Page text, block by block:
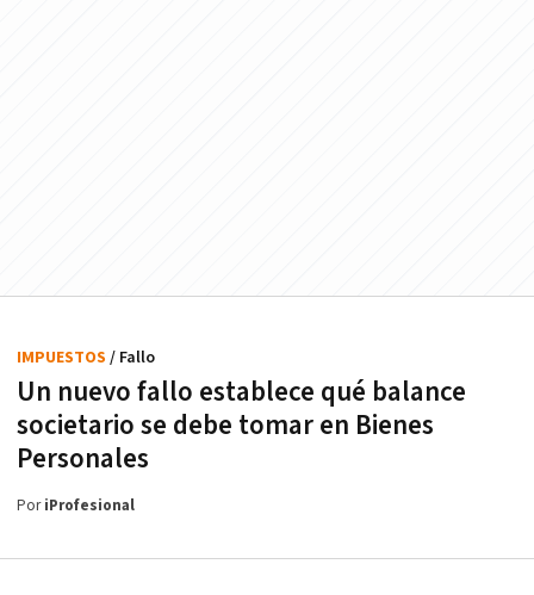
Un nuevo fallo establece qué balance
societario se debe tomar en Bienes
Personales
IMPUESTOS / Fallo
PoriProfesional